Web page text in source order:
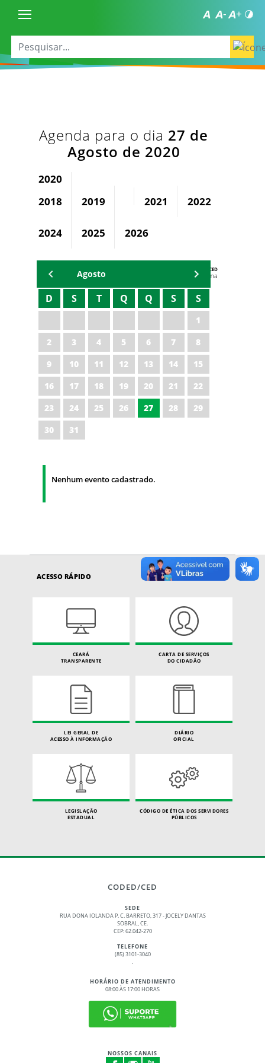
Agenda para o dia 27 de
Agosto de 2020
2020
2018
2019 2021 2022
2024 2025 2026
AGENDA DA CODED/CED
Vagna Lima
Agosto
D S T Q Q S S
1
2
3 4 5 6 7
8
9
10 11 12 13 14
15
16
17 18 19 20 21
22
23
24 25 26 27 28
29
30
31
Nenhum evento cadastrado.
ACESSO RÁPIDO
CEARÁ
TRANSPARENTE
CARTA DE SERVIÇOS
DO CIDADÃO
LEI GERAL DE
ACESSO À INFORMAÇÃO
DIÁRIO
OFICIAL
LEGISLAÇÃO
ESTADUAL
CÓDIGO DE ÉTICA DOS SERVIDORES
PÚBLICOS
CODED/CED
SEDE
RUA DONA IOLANDA P. C. BARRETO, 317 - JOCELY DANTAS
SOBRAL, CE.
CEP: 62.042-270
TELEFONE
(85) 3101-3040
.
HORÁRIO DE ATENDIMENTO
08:00 ÀS 17:00 HORAS
NOSSOS CANAIS